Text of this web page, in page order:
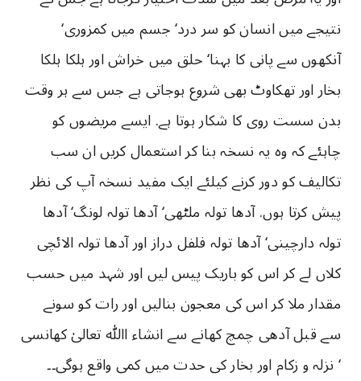
نتیجے میں انسان کو سر درد‘ جسم میں کمزوری‘
آنکھوں سے پانی کا بہنا‘ حلق میں خراش اور ہلکا ہلکا
بخار اور تھکاوٹ بھی شروع ہوجاتی ہے جس سے ہر وقت
بدن سست روی کا شکار ہوتا ہے. ایسے مریضوں کو
چاہئے کہ وہ یہ نسخہ بنا کر استعمال کریں ان سب
تکالیف کو دور کرنے کیلئے ایک مفید نسخہ آپ کی نظر
پیش کرتا ہوں. آدھا تولہ ملٹھی‘ آدھا تولہ لونگ‘ آدھا
تولہ دارچینی‘ آدھا تولہ فلفل دراز اور آدھا تولہ الائچی
کلاں لے کر اس کو باریک پیس لیں اور شہد میں حسب
مقدار ملا کر اس کی معجون بنالیں اور رات کو سونے
سے قبل آدھی چمچ کھانے سے انشاء اﷲ تعالیٰ کھانسی
‘ نزلہ و زکام اور بخار کی حدت میں کمی واقع ہوگی۔۔